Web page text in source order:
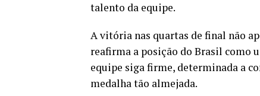
talento da equipe.
A vitória nas quartas de final não
reafirma a posição do Brasil como
equipe siga firme, determinada a
medalha tão almejada.